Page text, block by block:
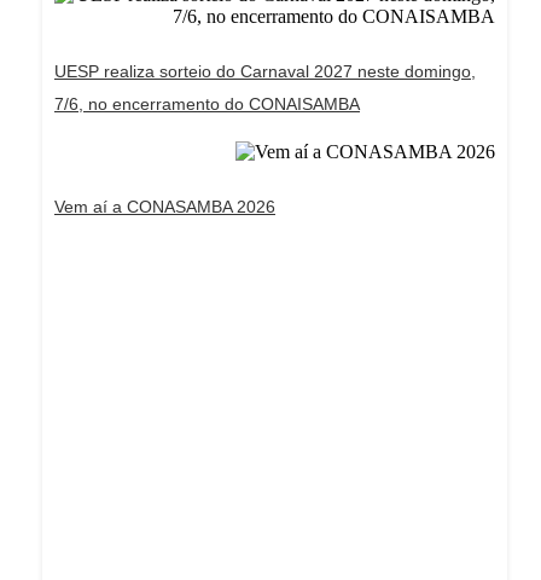
UESP realiza sorteio do Carnaval 2027 neste domingo,
7/6, no encerramento do CONAISAMBA
Vem aí a CONASAMBA 2026